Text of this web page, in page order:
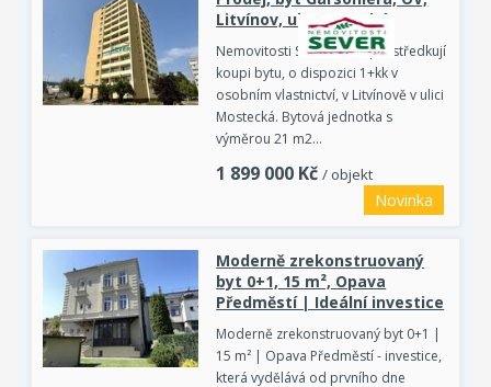
Litvínov, ul. Mostecká
Nemovitosti SEVER vám zprostředkují
koupi bytu, o dispozici 1+kk v
osobním vlastnictví, v Litvínově v ulici
Mostecká. Bytová jednotka s
výměrou 21 m2…
1 899 000 Kč / objekt
Novinka
Moderně zrekonstruovaný
byt 0+1, 15 m², Opava
Předměstí | Ideální investice
Moderně zrekonstruovaný byt 0+1 |
15 m² | Opava Předměstí - investice,
která vydělává od prvního dne